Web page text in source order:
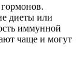
диеты или
иммунной
чаще и могут